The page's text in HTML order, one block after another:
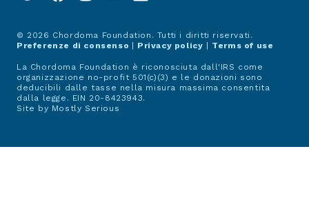
© 2026 Chordoma Foundation. Tutti i diritti riservati.
Preferenze di consenso
Privacy policy Terms of use
La Chordoma Foundation è riconosciuta dall'IRS come
organizzazione no-profit 501(c)(3) e le donazioni sono
deducibili dalle tasse nella misura massima consentita
dalla legge. EIN 20-8423943.
Site by Mostly Serious